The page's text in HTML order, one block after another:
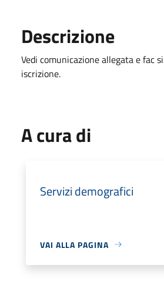
Descrizione
Vedi comunicazione allegata e fac
iscrizione.
A cura di
Servizi demografici
VAI ALLA PAGINA